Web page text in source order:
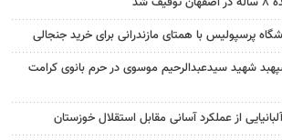
پرسپولیس با همتای مازندرانی برای خرید جنجالی
شهید سیدعبدالرحیم موسوی در حرم بانوی کرامت
از عملکرد آسانی مقابل استقلال خوزستان